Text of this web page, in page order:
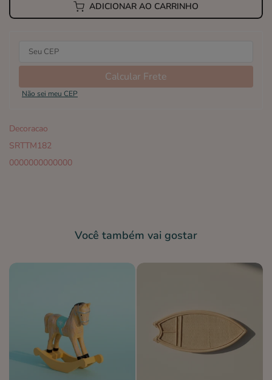
ADICIONAR AO CARRINHO
Calcular Frete
Não sei meu CEP
Decoracao
SRTTM182
0000000000000
Você também vai gostar